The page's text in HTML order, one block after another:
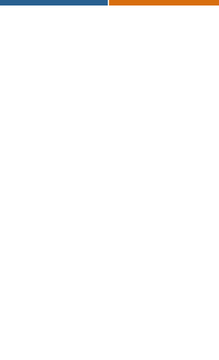
Ustvarite račun